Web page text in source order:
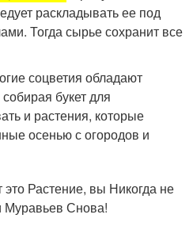
раскладывать ее под
Тогда сырье сохранит все
соцветия обладают
букет для
и растения, которые
осенью с огородов и
Растение, вы Никогда не
Снова!